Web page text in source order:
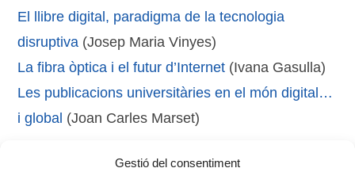
Gestió del consentiment
El llibre digital, paradigma de la tecnologia
disruptiva (Josep Maria Vinyes)
La fibra òptica i el futur d’Internet (Ivana Gasulla)
Les publicacions universitàries en el món digital…
i global (Joan Carles Marset)
e-learning,estudis,MOOC